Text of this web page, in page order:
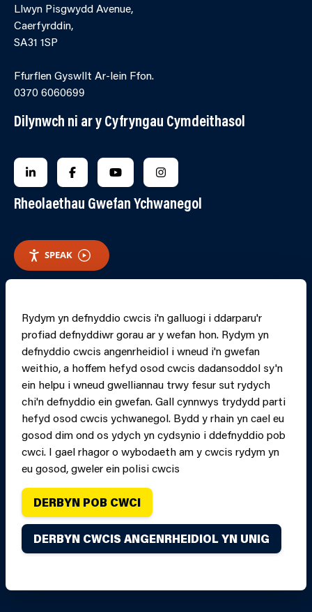
Llwyn Pisgwydd Avenue,
Caerfyrddin,
SA31 1SP
Ffurflen Gyswllt Ar-lein Ffon.
0370 6060699
Dilynwch ni ar y Cyfryngau Cymdeithasol
FOLLOW US ON LINKEDIN
FOLLOW US ON FACEBOOK
FOLLOW US ON YOUTUBE
FOLLOW US ON
Rheolaethau Gwefan Ychwanegol
SPEAK
Rydym yn defnyddio cwcis i'n galluogi i ddarparu'r
profiad defnyddiwr gorau ar y wefan hon. Rydym yn
defnyddio cwcis angenrheidiol i wneud i'n gwefan
weithio, a hoffem hefyd osod cwcis dadansoddol sy'n
ein helpu i wneud gwelliannau trwy fesur sut rydych
chi'n defnyddio ein gwefan. Gall cynnwys trydydd parti
hefyd osod cwcis ychwanegol. Bydd y rhain yn cael eu
gosod dim ond os ydych yn cydsynio i ddefnyddio pob
cwci. I gael rhagor o wybodaeth am y cwcis rydym yn
eu gosod, gweler ein polisi cwcis
DERBYN POB CWCI
DERBYN CWCIS ANGENRHEIDIOL YN UNIG
PRINT PAGE
Hawlfraint Gwasanaeth Tân ac Achub Canolbarth a
Gorllewin Cymru oni nodir yn wahanol. Cedwir pob hawl.